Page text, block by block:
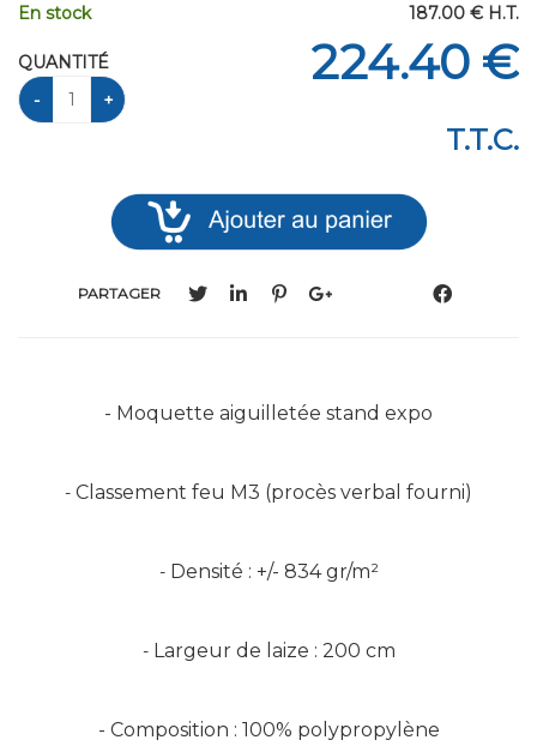
187.00 € H.T.
224.40 €
T.T.C.
En stock
QUANTITÉ
PARTAGER
- Moquette aiguilletée stand expo
- Classement feu M3 (procès verbal fourni)
- Densité : +/- 834 gr/m²
- Largeur de laize : 200 cm
- Composition : 100% polypropylène